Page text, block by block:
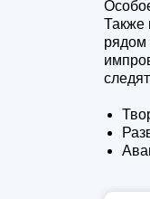
Также
рядом